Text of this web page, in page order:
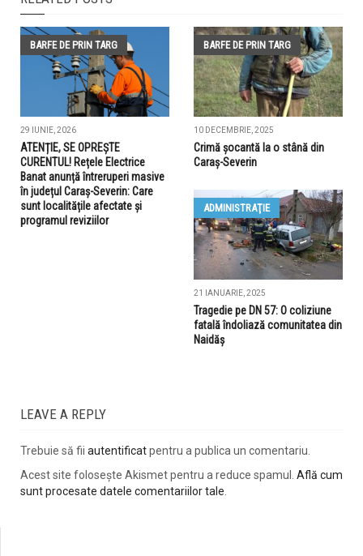
BARFE DE PRIN TARG
29 IUNIE, 2026
ATENȚIE, SE OPREȘTE
CURENTUL! Rețele Electrice
Banat anunță întreruperi masive
în județul Caraș-Severin: Care
sunt localitățile afectate și
programul reviziilor
BARFE DE PRIN TARG
10 DECEMBRIE, 2025
Crimă șocantă la o stână din
Caraș-Severin
ADMINISTRAŢIE
21 IANUARIE, 2025
Tragedie pe DN 57: O coliziune
fatală îndoliază comunitatea din
Naidăș
LEAVE A REPLY
Trebuie să fii autentificatpentru a publica un comentariu.
Acest site folosește Akismet pentru a reduce spamul. Află cum
sunt procesate datele comentariilor tale